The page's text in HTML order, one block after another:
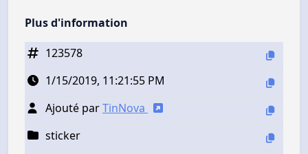
Plus d'information
123578
1/15/2019, 11:21:55 PM
Ajouté parTinNova
sticker